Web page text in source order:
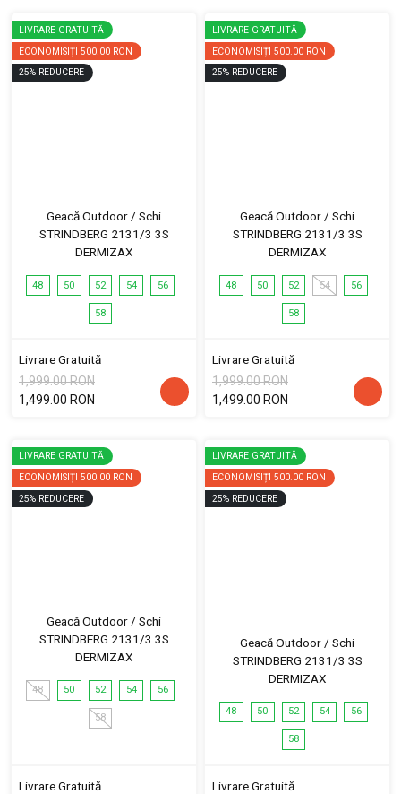
LIVRARE GRATUITĂ
ECONOMISIȚI 500.00 RON
25% REDUCERE
Geacă Outdoor / Schi
STRINDBERG 2131/3 3S
DERMIZAX
48 50 52 54 56
58
Livrare Gratuită
1,999.00 RON
1,499.00 RON
LIVRARE GRATUITĂ
ECONOMISIȚI 500.00 RON
25% REDUCERE
Geacă Outdoor / Schi
STRINDBERG 2131/3 3S
DERMIZAX
48 50 52 54 56
58
Livrare Gratuită
1,999.00 RON
1,499.00 RON
LIVRARE GRATUITĂ
ECONOMISIȚI 500.00 RON
25% REDUCERE
Geacă Outdoor / Schi
STRINDBERG 2131/3 3S
DERMIZAX
48 50 52 54 56
58
Livrare Gratuită
LIVRARE GRATUITĂ
ECONOMISIȚI 500.00 RON
25% REDUCERE
Geacă Outdoor / Schi
STRINDBERG 2131/3 3S
DERMIZAX
48 50 52 54 56
58
Livrare Gratuită